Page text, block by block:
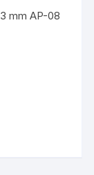
mm AP-08